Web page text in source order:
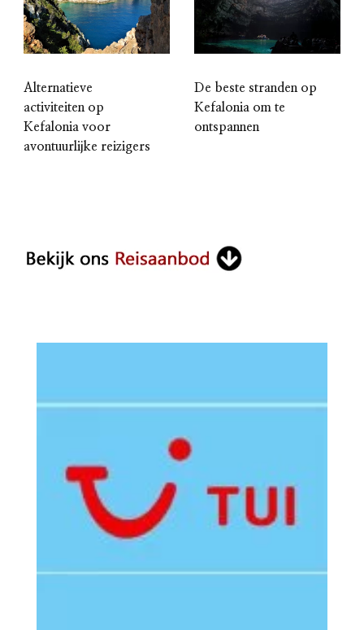
Alternatieve
activiteiten op
Kefalonia voor
avontuurlijke reizigers
De beste stranden op
Kefalonia om te
ontspannen